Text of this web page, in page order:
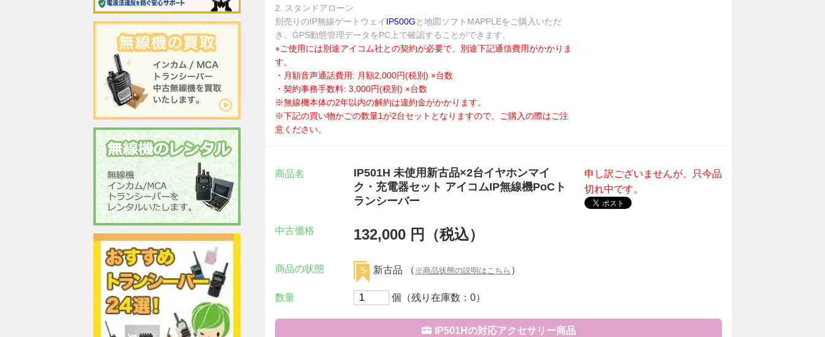
2. スタンドアローン
別売りのIP無線ゲートウェイIP500Gと地図ソフトMAPPLEをご購入いただ
き、GPS動態管理データをPC上で確認することができます。
●ご使用には別途アイコム社との契約が必要で、別途下記通信費用がかかりま
す。
・月額音声通話費用: 月額2,000円(税別) ×台数
・契約事務手数料: 3,000円(税別) ×台数
※無線機本体の2年以内の解約は違約金がかかります。
※下記の買い物かごの数量1が2台セットとなりますので、ご購入の際はご注
意ください。
商品名
IP501H 未使用新古品×2台イヤホンマイ
ク・充電器セット アイコムIP無線機PoCト
ランシーバー
中古価格 132,000 円（税込）
商品の状態 S 新古品 （ ※商品状態の説明はこちら ）
数量 個（残り在庫数：0）
申し訳ございませんが、只今品
切れ中です。
IP501Hの対応アクセサリー商品